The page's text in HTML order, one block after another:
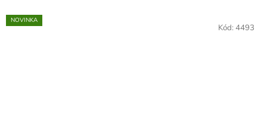
NOVINKA
Kód: 4493